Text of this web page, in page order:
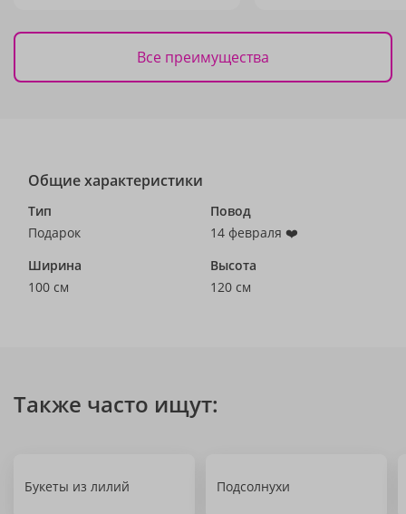
Все преимущества
Общие характеристики
Тип
Подарок
Повод
14 февраля ❤️
Ширина
100 см
Высота
120 см
Также часто ищут:
Букеты из лилий Подсолнухи